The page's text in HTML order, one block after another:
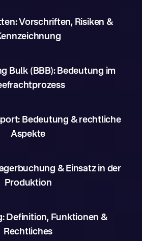
Vorschriften, Risiken &
Bulk (BBB): Bedeutung im
Bedeutung & rechtliche
Aspekte
& Einsatz in der
Produktion
Definition, Funktionen &
Rechtliches